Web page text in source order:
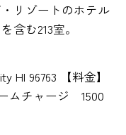
リゾートのホテル
含む213室。
HI 96763 【料金】
ムチャージ 1500